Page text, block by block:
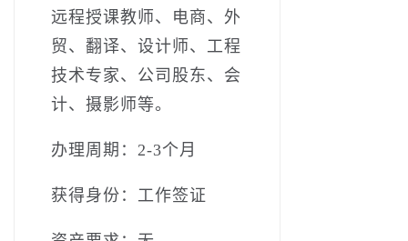
远程授课教师、电商、外
贸、翻译、设计师、工程
技术专家、公司股东、会
计、摄影师等。
办理周期：2-3个月
获得身份：工作签证